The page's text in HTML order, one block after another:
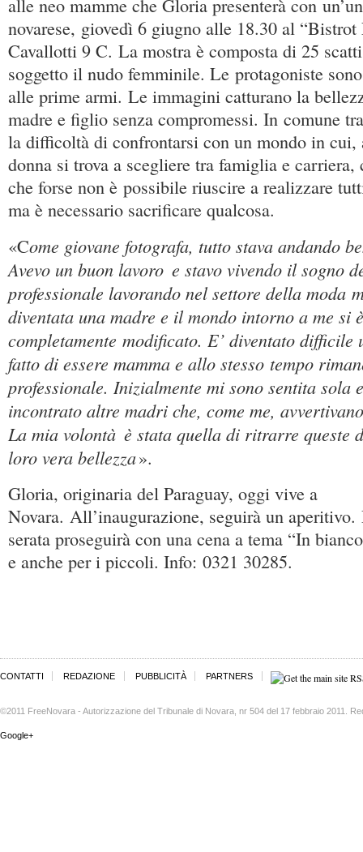
alle neo mamme che Gloria presenterà con
novarese, giovedì 6 giugno alle 18.30 al “Bistrot
Cavallotti 9 C. La mostra è composta di 25
soggetto il nudo femminile. Le protagoniste
alle prime armi. Le immagini catturano la
madre e figlio senza compromessi. In comune
la difficoltà di confrontarsi con un mondo in cui,
donna si trova a scegliere tra famiglia e carriera,
che forse non è possibile riuscire a realizzare
ma è necessario sacrificare qualcosa.
«Come giovane fotografa, tutto stava andando
Avevo un buon lavoro e stavo vivendo il sogno
professionale lavorando nel settore della moda
diventata una madre e il mondo intorno a me si è
completamente modificato. E’ diventato
fatto di essere mamma e allo stesso tempo
professionale. Inizialmente mi sono sentita sola
incontrato altre madri che, come me,
La mia volontà è stata quella di ritrarre queste
loro vera bellezza».
Gloria, originaria del Paraguay, oggi vive a
Novara. All’inaugurazione, seguirà un
serata proseguirà con una cena a tema “In
e anche per i piccoli. Info: 0321 30285.
CONTATTI REDAZIONE PUBBLICITÀ PARTNERS
©2011 FreeNovara - Autorizzazione del Tribunale di Novara, nr 504 del 17 febbraio 2011.
Google+